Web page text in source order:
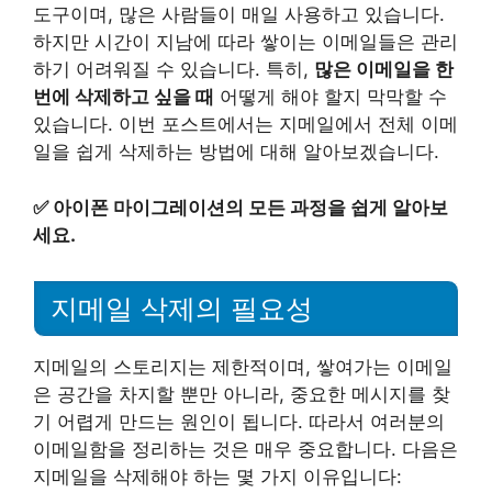
도구이며, 많은 사람들이 매일 사용하고 있습니다.
하지만 시간이 지남에 따라 쌓이는 이메일들은 관리
하기 어려워질 수 있습니다. 특히, 많은 이메일을 한
번에 삭제하고 싶을 때 어떻게 해야 할지 막막할 수
있습니다. 이번 포스트에서는 지메일에서 전체 이메
일을 쉽게 삭제하는 방법에 대해 알아보겠습니다.
✅ 아이폰 마이그레이션의 모든 과정을 쉽게 알아보
세요.
지메일 삭제의 필요성
지메일의 스토리지는 제한적이며, 쌓여가는 이메일
은 공간을 차지할 뿐만 아니라, 중요한 메시지를 찾
기 어렵게 만드는 원인이 됩니다. 따라서 여러분의
이메일함을 정리하는 것은 매우 중요합니다. 다음은
지메일을 삭제해야 하는 몇 가지 이유입니다: